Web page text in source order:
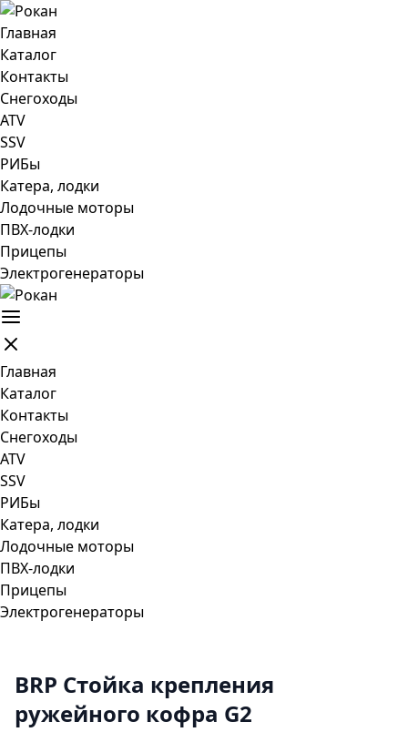
Главная
Каталог
Контакты
Снегоходы
ATV
SSV
РИБы
Катера, лодки
Лодочные моторы
ПВХ-лодки
Прицепы
Электрогенераторы
Главная
Каталог
Контакты
Снегоходы
ATV
SSV
РИБы
Катера, лодки
Лодочные моторы
ПВХ-лодки
Прицепы
Электрогенераторы
BRP Стойка крепления
ружейного кофра G2